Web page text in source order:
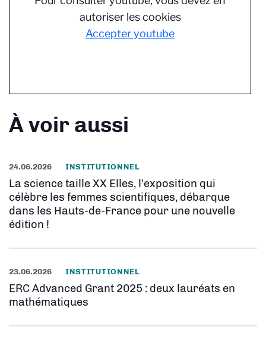
autoriser les cookies
Accepter youtube
À voir aussi
24.06.2026 INSTITUTIONNEL
La science taille XX Elles, l’exposition qui
célèbre les femmes scientifiques, débarque
dans les Hauts-de-France pour une nouvelle
édition !
23.06.2026 INSTITUTIONNEL
ERC Advanced Grant 2025 : deux lauréats en
mathématiques